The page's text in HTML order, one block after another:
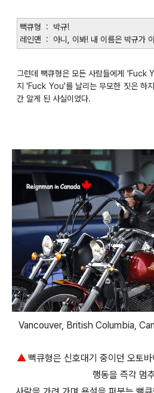
뻑큐형 : 박규!
레인맨 : 아니, 이봐! 내 이름은 박규가
그런데 뻑큐형은 모든 사람들에게 'Fuck
지 'Fuck You'를 날리는 무모한 짓은 하
간 알게 된 사실이었다.
Vancouver, British Columbia,
▲뻑큐형은 신호대기 중이던 오토
행동을 즉각 멈